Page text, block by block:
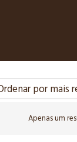
Apenas um